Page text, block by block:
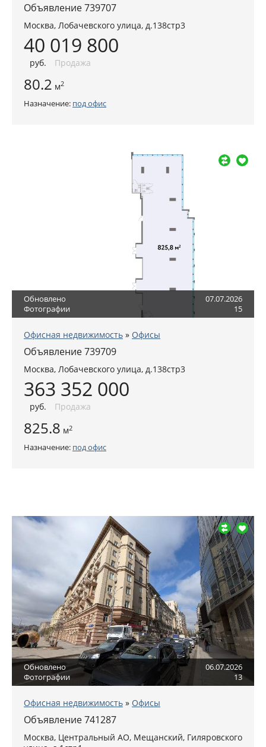
Объявление 739707
Москва, Лобачевского улица, д.138стр3
40 019 800
руб. Продажа
80.2 м2
Назначение: под офис
Обновлено
07.07.2026
Фотографии
15
Офисная недвижимость » Офисы
Объявление 739709
Москва, Лобачевского улица, д.138стр3
363 352 000
руб. Продажа
825.8 м2
Назначение: под офис
Обновлено
06.07.2026
Фотографии
13
Офисная недвижимость » Офисы
Объявление 741287
Москва, Центральный АО, Мещанский, Гиляровского